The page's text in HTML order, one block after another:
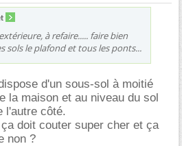
à refaire..... faire bien
sols le plafond et tous les ponts...
d'un sous-sol à moitié
la maison et au niveau du sol
l'autre côté.
doit couter super cher et ça
non ?